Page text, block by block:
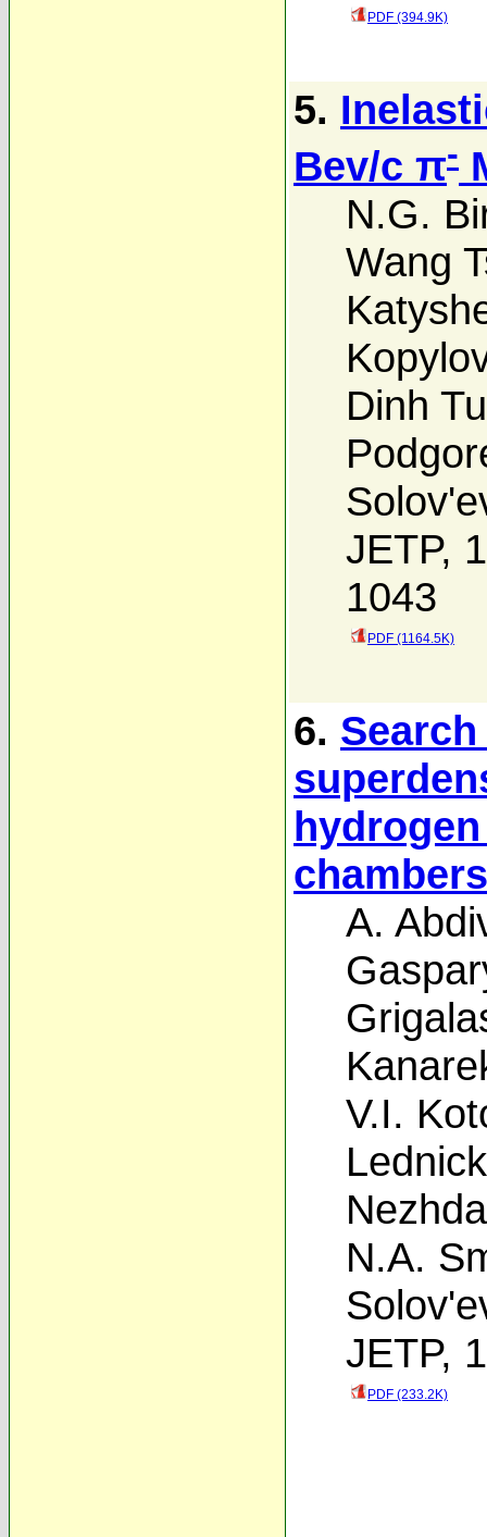
PDF (394.9K)
5.
Bev/c π-
N.G.
Wang
Dinh Tu
JETP,
1043
PDF (1164.5K)
6.
chambers
A.
V.I.
N.A.
JETP,
PDF (233.2K)